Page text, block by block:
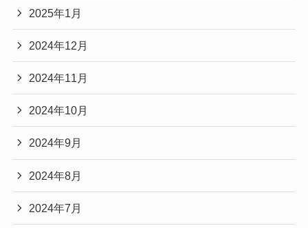
2025年1月
2024年12月
2024年11月
2024年10月
2024年9月
2024年8月
2024年7月